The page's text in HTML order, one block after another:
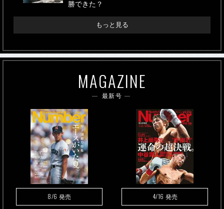
勝できた？
もっと見る
MAGAZINE
最新号
8/6 発売 4/16 発売